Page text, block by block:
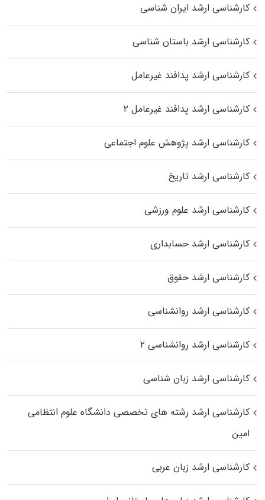
کارشناسی ارشد ایران شناسی
کارشناسی ارشد باستان شناسی
کارشناسی ارشد پدافند غیرعامل
کارشناسی ارشد پدافند غیرعامل ۲
کارشناسی ارشد پژوهش علوم اجتماعی
کارشناسی ارشد تاریخ
کارشناسی ارشد علوم ورزشی
کارشناسی ارشد حسابداری
کارشناسی ارشد حقوق
کارشناسی ارشد روانشناسی
کارشناسی ارشد روانشناسی ۲
کارشناسی ارشد زبان شناسی
کارشناسی ارشد رﺷﺘﻪ ﻫﺎی تخصصی داﻧﺸﮕﺎه ﻋﻠﻮم انتظامی
اﻣﻴﻦ
کارشناسی ارشد زبان عربی